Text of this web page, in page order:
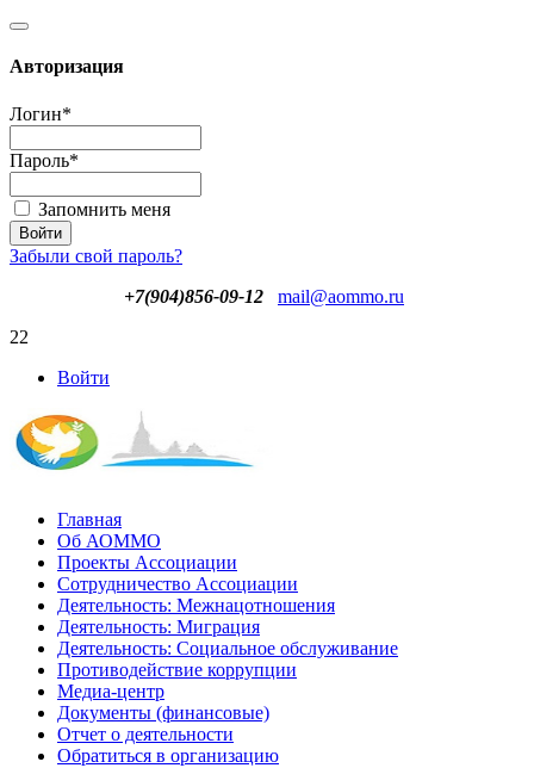
Авторизация
Логин*
Пароль*
Запомнить меня
Забыли свой пароль?
+7(904)856-09-12
mail@aommo.ru
22
Войти
Главная
Об АОММО
Проекты Ассоциации
Сотрудничество Ассоциации
Деятельность: Межнацотношения
Деятельность: Миграция
Деятельность: Социальное обслуживание
Противодействие коррупции
Медиа-центр
Документы (финансовые)
Отчет о деятельности
Обратиться в организацию